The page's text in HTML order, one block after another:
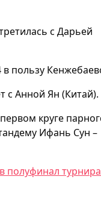
с Дарьей
в пользу
с Анной Ян (Китай).
круге
Ифань Сун –
полуфинал